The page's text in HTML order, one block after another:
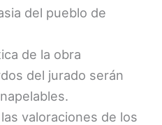
del pueblo de
de la obra
del jurado serán
valoraciones de los